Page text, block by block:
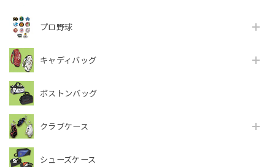
プロ野球
キャディバッグ
ボストンバッグ
クラブケース
シューズケース